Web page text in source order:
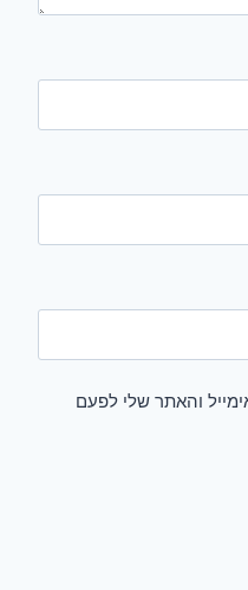
והאתר שלי לפעם